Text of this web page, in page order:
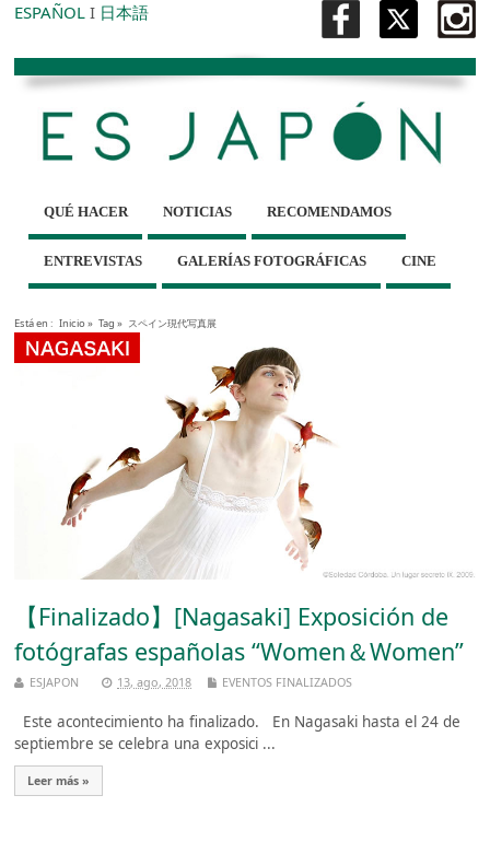
ESPAÑOL I 日本語
QUÉ HACER NOTICIAS RECOMENDAMOS
ENTREVISTAS GALERÍAS FOTOGRÁFICAS CINE
Está en : Inicio» Tag » スペイン現代写真展
【Finalizado】[Nagasaki] Exposición de
fotógrafas españolas “Women＆Women”
ESJAPON 13, ago, 2018 EVENTOS FINALIZADOS
Este acontecimiento ha finalizado. En Nagasaki hasta el 24 de
septiembre se celebra una exposici ...
Leer más »